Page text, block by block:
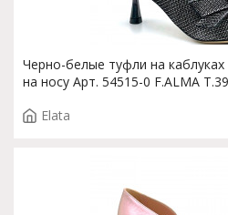
Черно-белые туфли на
на носу Арт. 54515-0 F.ALMA
Elata